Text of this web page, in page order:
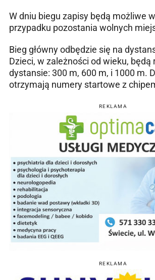
W dniu biegu zapisy będą możliwe
przypadku pozostania wolnych
Bieg główny odbędzie się na
Dzieci, w zależności od wieku, będą
dystansie: 300 m, 600 m, i 1000 m.
otrzymają numery startowe z
REKLAMA
REKLAMA